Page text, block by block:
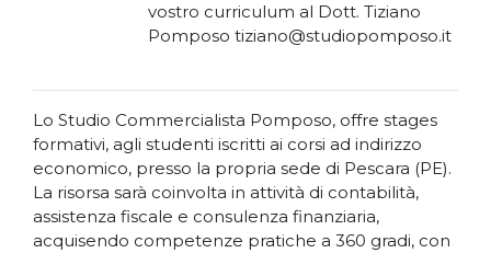
vostro curriculum al Dott. Tiziano
Pomposo tiziano@studiopomposo.it
Lo Studio Commercialista Pomposo, offre stages
formativi, agli studenti iscritti ai corsi ad indirizzo
economico, presso la propria sede di Pescara (PE).
La risorsa sarà coinvolta in attività di contabilità,
assistenza fiscale e consulenza finanziaria,
acquisendo competenze pratiche a 360 gradi, con